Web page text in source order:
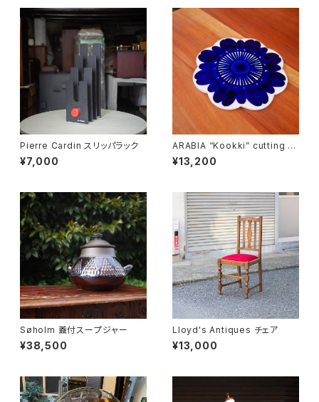
Pierre Cardin スリッパラック
¥7,000
ARABIA “Kookki” cutting b
oard
¥13,200
Søholm 蓋付スープジャー
¥38,500
Lloyd's Antiques チェア
¥13,000